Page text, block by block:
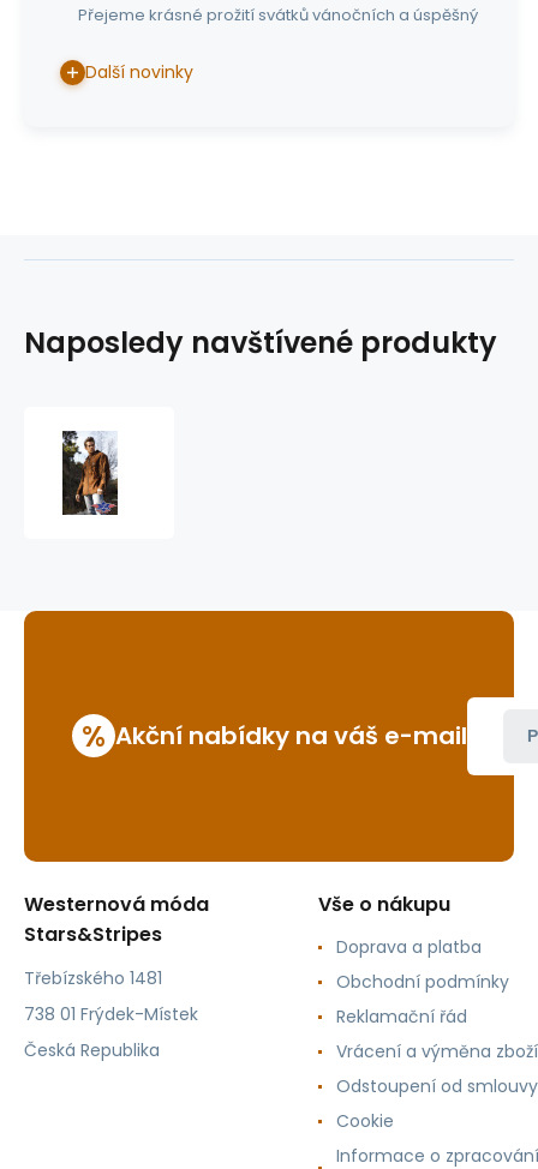
Přejeme krásné prožití svátků vánočních a úspěšný
Další novinky
Naposledy navštívené produkty
% Akční nabídky na váš e-mail
Westernová móda
Stars&Stripes
Třebízského 1481
738 01 Frýdek-Místek
Česká Republika
Vše o nákupu
Doprava a platba
Obchodní podmínky
Reklamační řád
Vrácení a výměna zboží
Odstoupení od smlouvy
Cookie
Informace o zpracování